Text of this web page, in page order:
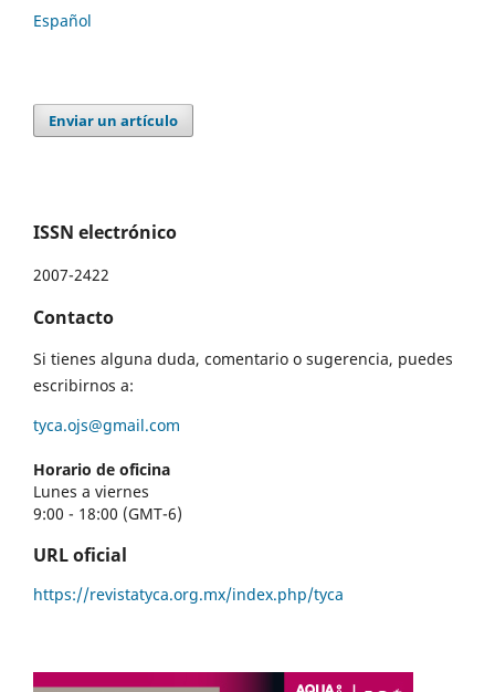
Español
Enviar un artículo
ISSN electrónico
2007-2422
Contacto
Si tienes alguna duda, comentario o sugerencia, puedes
escribirnos a:
tyca.ojs@gmail.com
Horario de oficina
Lunes a viernes
9:00 - 18:00 (GMT-6)
URL oficial
https://revistatyca.org.mx/index.php/tyca